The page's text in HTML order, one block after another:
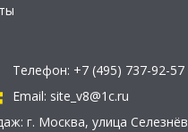
Телефон: +7 (495) 737-92-57
Email: site_v8@1c.ru
г. Москва, улица